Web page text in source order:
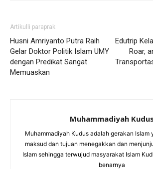
Artikulli paraprak
Husni Amriyanto Putra Raih
Gelar Doktor Politik Islam UMY
dengan Predikat Sangat
Memuaskan
Edutrip
Roar,
Muhammadiyah Kudus
Muhammadiyah Kudus adalah gerakan Islam
maksud dan tujuan menegakkan dan
Islam sehingga terwujud masyarakat Islam
benarnya